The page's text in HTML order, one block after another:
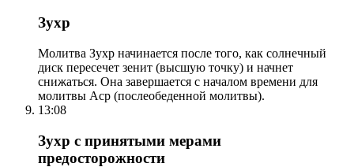
Зухр
Молитва Зухр начинается после того, как солнечный
диск пересечет зенит (высшую точку) и начнет
снижаться. Она завершается с началом времени для
молитвы Аср (послеобеденной молитвы).
13:08
Зухр с принятыми мерами
предосторожности